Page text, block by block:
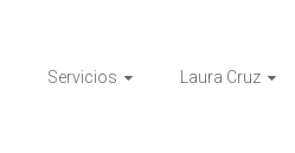
Servicios Laura Cruz